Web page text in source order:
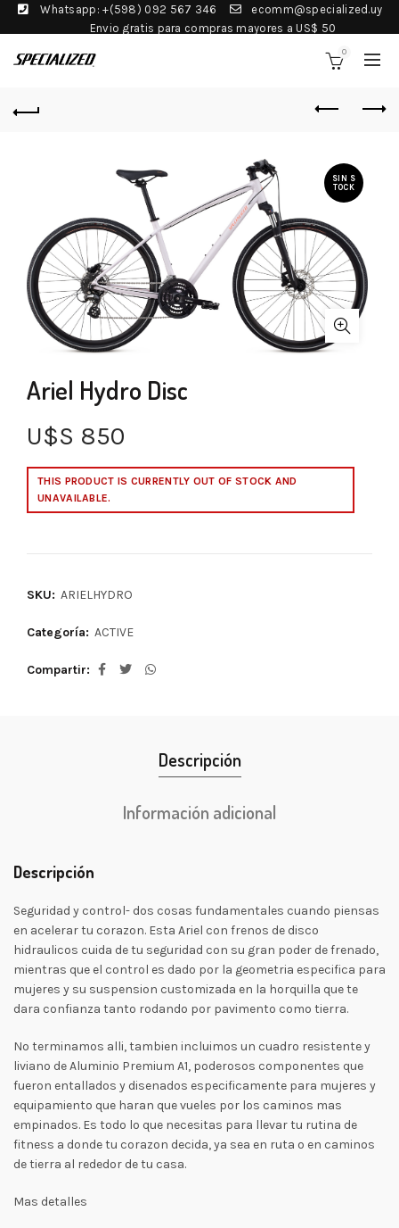
Whatsapp: +(598) 092 567 346
ecomm@specialized.uy
Envio gratis para compras mayores a US$ 50
0
SIN S
TOCK
Ariel Hydro Disc
U$S 850
THIS PRODUCT IS CURRENTLY OUT OF STOCK AND
UNAVAILABLE.
SKU: ARIELHYDRO
Categoría: ACTIVE
Compartir
Descripción
Información adicional
Descripción
Seguridad y control- dos cosas fundamentales cuando piensas
en acelerar tu corazon. Esta Ariel con frenos de disco
hidraulicos cuida de tu seguridad con su gran poder de frenado,
mientras que el control es dado por la geometria especifica para
mujeres y su suspension customizada en la horquilla que te
dara confianza tanto rodando por pavimento como tierra.
No terminamos alli, tambien incluimos un cuadro resistente y
liviano de Aluminio Premium A1, poderosos componentes que
fueron entallados y disenados especificamente para mujeres y
equipamiento que haran que vueles por los caminos mas
empinados. Es todo lo que necesitas para llevar tu rutina de
fitness a donde tu corazon decida, ya sea en ruta o en caminos
de tierra al rededor de tu casa.
Mas detalles